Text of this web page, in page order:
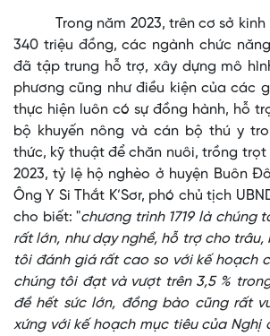
Trong năm 2023, trên cơ sở kinh
340 triệu đồng, các ngành chức
đã tập trung hỗ trợ, xây dựng mô
phương cũng như điều kiện của các
thực hiện luôn có sự đồng hành, hỗ
bộ khuyến nông và cán bộ thú y
thức, kỹ thuật để chăn nuôi, trồng trọt
2023, tỷ lệ hộ nghèo ở huyện Buôn
Ông Y Si Thắt K’Sơr, phó chủ tịch
cho biết: "chương trình 1719 là chúng
rất lớn, như dạy nghề, hỗ trợ cho trâu,
tôi đánh giá rất cao so với kế hoạch
chúng tôi đạt và vượt trên 3,5 %
đề hết sức lớn, đồng bào cũng rất
xứng với kế hoạch mục tiêu của Nghị